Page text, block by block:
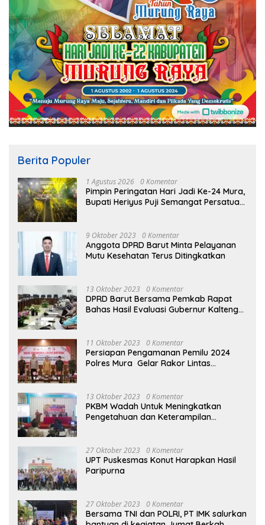
Berita Populer
1 Agustus 2026 0 Komentar
Pimpin Peringatan Hari Jadi Ke-24 Mura,
Bupati Heriyus Puji Semangat Persatuan
9 Oktober 2023 0 Komentar
Anggota DPRD Barut Minta Pelayanan
Mutu Kesehatan Terus Ditingkatkan
13 Oktober 2023 0 Komentar
DPRD Barut Bersama Pemkab Rapat
Bahas Hasil Evaluasi Gubernur Kalteng
11 Oktober 2023 0 Komentar
Persiapan Pengamanan Pemilu 2024
Polres Mura Gelar Rakor Lintas
13 Oktober 2023 0 Komentar
PKBM Wadah Untuk Meningkatkan
Pengetahuan dan Keterampilan
27 Oktober 2023 0 Komentar
UPT Puskesmas Konut Harapkan Hasil
Paripurna
27 Oktober 2023 0 Komentar
Bersama TNI dan POLRI, PT IMK salurkan